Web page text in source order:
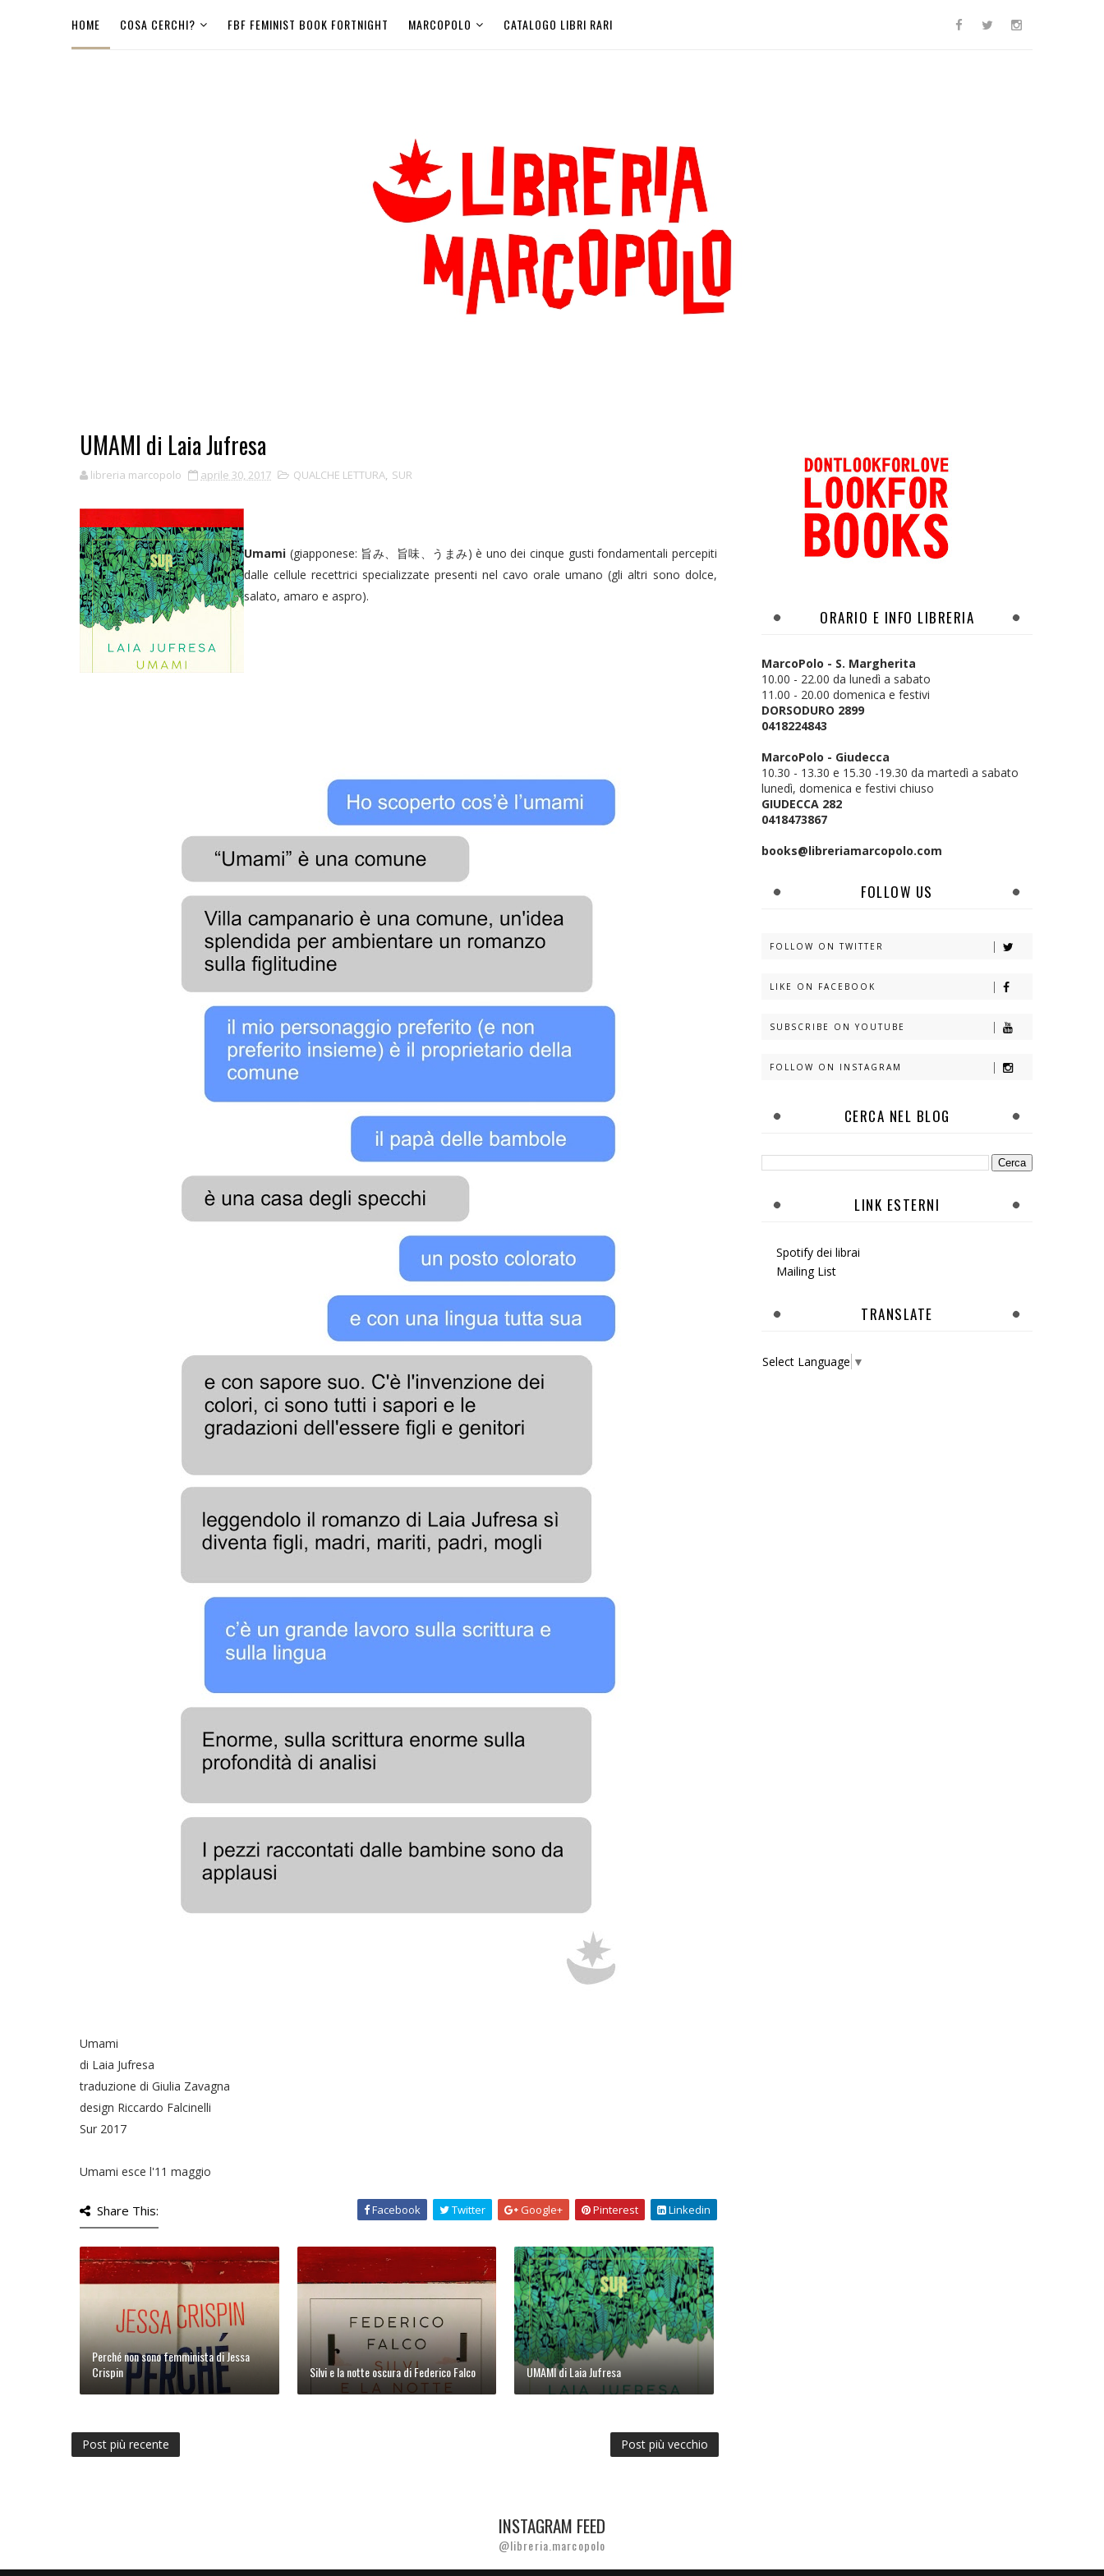
HOME COSA CERCHI? FBF FEMINIST BOOK FORTNIGHT MARCOPOLO CATALOGO LIBRI RARI
UMAMI di Laia Jufresa
libreria marcopolo aprile 30, 2017 QUALCHE LETTURA, SUR
Umami (giapponese: 旨み、旨味、うまみ) è uno dei cinque gusti fondamentali percepiti
dalle cellule recettrici specializzate presenti nel cavo orale umano (gli altri sono dolce,
salato, amaro e aspro).
Umami
di Laia Jufresa
traduzione di Giulia Zavagna
design Riccardo Falcinelli
Sur 2017
Umami esce l'11 maggio
Share This: Facebook Twitter Google+ Pinterest Linkedin
Perché non sono femminista di Jessa
Crispin
Silvi e la notte oscura di Federico Falco UMAMI di Laia Jufresa
Post più recente Post più vecchio
ORARIO E INFO LIBRERIA
MarcoPolo - S. Margherita
10.00 - 22.00 da lunedì a sabato
11.00 - 20.00 domenica e festivi
DORSODURO 2899
0418224843
MarcoPolo - Giudecca
10.30 - 13.30 e 15.30 -19.30 da martedì a sabato
lunedì, domenica e festivi chiuso
GIUDECCA 282
0418473867
books@libreriamarcopolo.com
FOLLOW US
FOLLOW ON TWITTER
LIKE ON FACEBOOK
SUBSCRIBE ON YOUTUBE
FOLLOW ON INSTAGRAM
CERCA NEL BLOG
LINK ESTERNI
Spotify dei librai
Mailing List
TRANSLATE
Select Language ▼
INSTAGRAM FEED
@libreria.marcopolo